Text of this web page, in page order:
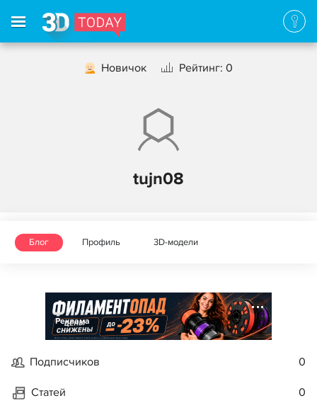
Новичок Рейтинг: 0
tujn08
Блог Профиль 3D-модели
Реклама
Подписчиков 0
Статей 0